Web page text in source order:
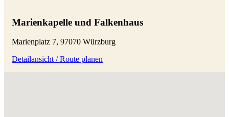
Marienkapelle und Falkenhaus
Marienplatz 7, 97070 Würzburg
Detailansicht / Route planen